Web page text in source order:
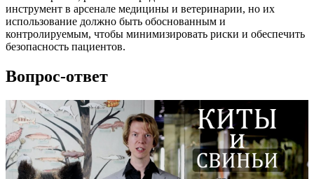
инструмент в арсенале медицины и ветеринарии, но их
использование должно быть обоснованным и
контролируемым, чтобы минимизировать риски и обеспечить
безопасность пациентов.
Вопрос-ответ